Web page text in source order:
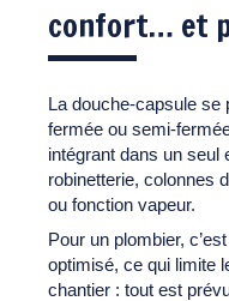
confort… et
La douche-capsule se
fermée ou semi-
intégrant dans un seul
robinetterie, colonnes
ou fonction vapeur.
Pour un plombier,
optimisé, ce qui limite
chantier : tout est